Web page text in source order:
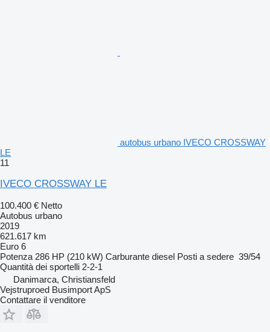
autobus urbano IVECO CROSSWAY
LE
11
IVECO CROSSWAY LE
100.400 € Netto
Autobus urbano
2019
621.617 km
Euro 6
Potenza 286 HP (210 kW) Carburante diesel Posti a sedere 39/54
Quantità dei sportelli 2-2-1
Danimarca, Christiansfeld
Vejstruproed Busimport ApS
Contattare il venditore